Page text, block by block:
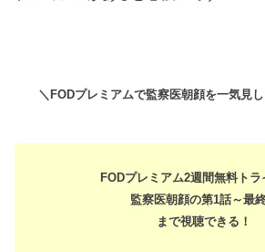
＼FODプレミアムで監察医朝顔を一気見し
FODプレミアム2週間無料トラ
監察医朝顔の第1話～最
まで視聴できる！